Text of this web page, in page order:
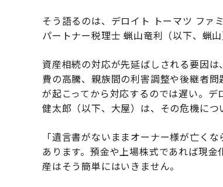
そう語るのは、デロイト トーマツ ファ
パートナー税理士 蝋山竜利（以下、蝋山
資産相続の対応が先延ばしされる要因
費の高騰、親族間の利害調整や後継者
が起こってから対応するのでは遅い。
健太郎（以下、大屋）は、その危機につ
「遺言書がないままオーナー様が亡く
あります。預金や上場株式であれば現
産はそう簡単にはいきません。